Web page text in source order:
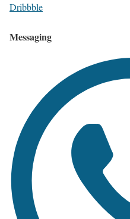
Dribbble
Messaging